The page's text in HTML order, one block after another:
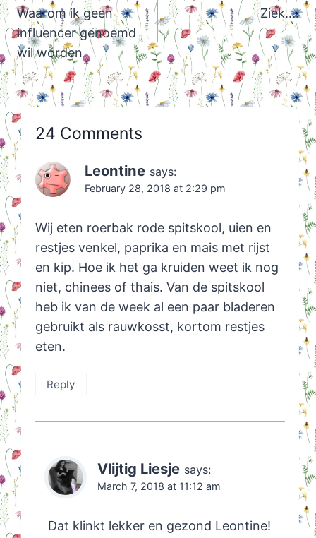
navigation
Waarom ik geen
influencer genoemd
wil worden
Ziek….
24 Comments
Leontine says:
February 28, 2018 at 2:29 pm
Wij eten roerbak rode spitskool, uien en
restjes venkel, paprika en mais met rijst
en kip. Hoe ik het ga kruiden weet ik nog
niet, chinees of thais. Van de spitskool
heb ik van de week al een paar bladeren
gebruikt als rauwkosst, kortom restjes
eten.
Reply
Vlijtig Liesje says:
March 7, 2018 at 11:12 am
Dat klinkt lekker en gezond Leontine!